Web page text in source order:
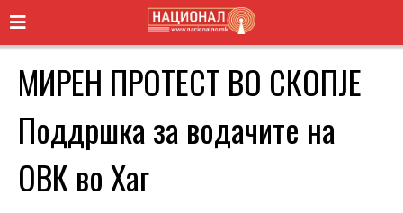
МИРЕН ПРОТЕСТ ВО СКОПЈЕ
Поддршка за водачите на
ОВК во Хаг